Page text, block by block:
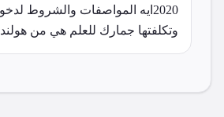
وتكلفتها جمارك للعلم هي من هولندا